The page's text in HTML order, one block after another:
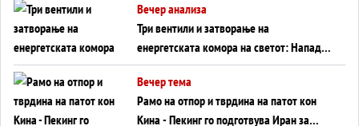
Вечер анализа
Три вентили и затворање на
енергетската комора на светот: Нападот
во Суец најавува глобален енергетски
инфаркт?
Вечер тема
Рамо на отпор и тврдина на патот кон
Кина - Пекинг го подготвува Иран за